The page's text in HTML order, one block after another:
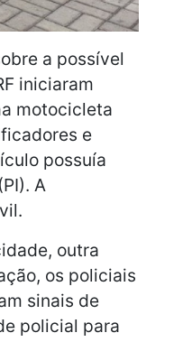
a possível
iniciaram
motocicleta
e
possuía
A
outra
os policiais
sinais de
policial para